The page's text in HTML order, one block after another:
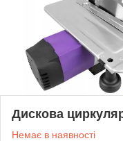
Дискова
Немає в наявності